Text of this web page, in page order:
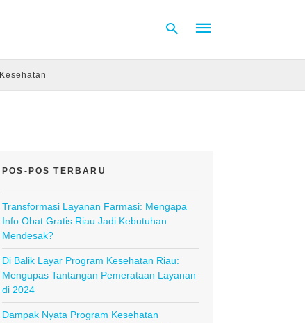
Kesehatan
POS-POS TERBARU
Transformasi Layanan Farmasi: Mengapa
Info Obat Gratis Riau Jadi Kebutuhan
Mendesak?
Di Balik Layar Program Kesehatan Riau:
Mengupas Tantangan Pemerataan Layanan
di 2024
Dampak Nyata Program Kesehatan